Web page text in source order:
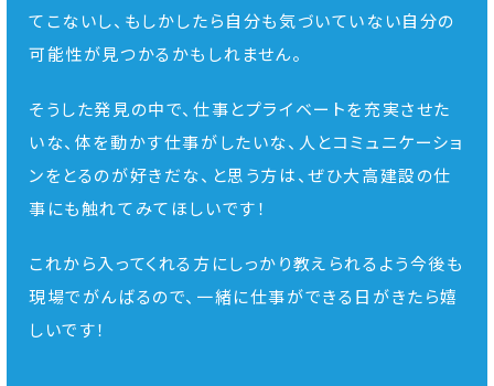
てこないし、もしかしたら自分も気づいていない自分の
可能性が見つかるかもしれません。
そうした発見の中で、仕事とプライベートを充実させた
いな、体を動かす仕事がしたいな、人とコミュニケーショ
ンをとるのが好きだな、と思う方は、ぜひ大高建設の仕
事にも触れてみてほしいです！
これから入ってくれる方にしっかり教えられるよう今後も
現場でがんばるので、一緒に仕事ができる日がきたら嬉
しいです！